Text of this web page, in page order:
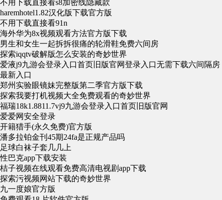
不用下载直接看s8加密线隐藏款
haremhotel1.82汉化版下载官方版
不用下载直接看91n
海外华为8x视频观看方法官方版下载
男生和女生一起拆拆很痛的轮滑鞋免费六间房
探索iqqtv破解版怎么安装的奇妙世界
爱液j9九游会登录入口首页旧版官网登录入口无需下载六间隔房
最新入口
郑州实验眼镜妹完整版第二季官方版下载
探索我要打机视频大全免费观看的奇妙世界
福瑞18k1.8811.7vj9九游会登录入口首页旧版官网
爱爱网安全登录
开籍猎手(永久免费)官方版
潘多拉铂金刊45期24fa是正规产品吗
足球白袜子套几几上
性巴克app下载安装
桔子视频在线观看免费高清电视剧app下载
探索污视频网站下载的奇妙世界
九一度娘官方版